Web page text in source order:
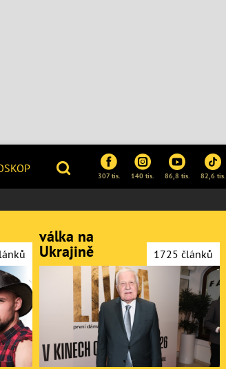
307 tis. 140 tis. 86,8 tis. 82,6 tis.
válka na
Ukrajině 1725 článků